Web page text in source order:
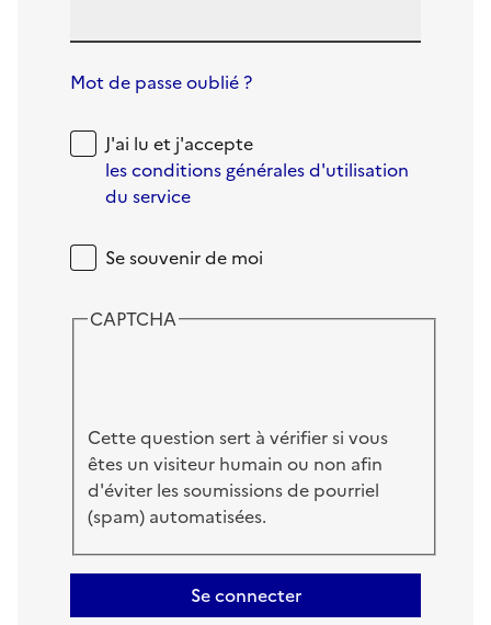
Mot de passe oublié ?
J'ai lu et j'accepte
les conditions générales d'utilisation
du service
Se souvenir de moi
CAPTCHA
Cette question sert à vérifier si vous
êtes un visiteur humain ou non afin
d'éviter les soumissions de pourriel
(spam) automatisées.
Se connecter